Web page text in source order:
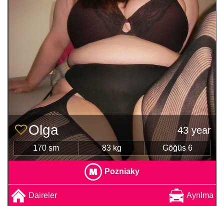
Olga 43 year
170 sm 83 kg Göğüs 6
Pozniaky
Daireler Ayrılma